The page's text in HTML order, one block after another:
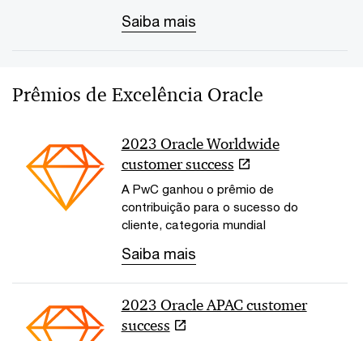
Saiba mais
Prêmios de Excelência Oracle
2023 Oracle Worldwide
customer success
A PwC ganhou o prêmio de
contribuição para o sucesso do
cliente, categoria mundial
Saiba mais
2023 Oracle APAC customer
success